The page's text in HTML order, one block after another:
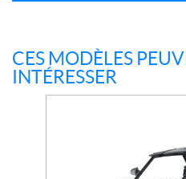
CES MODÈLES
INTÉRESSER